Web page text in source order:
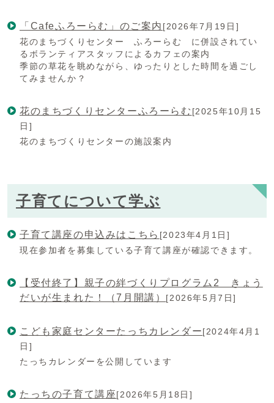
「Cafeふろーらむ」のご案内 [2026年7月19日]
花のまちづくりセンター ふろーらむ に併設されてい
るボランティアスタッフによるカフェの案内
季節の草花を眺めながら、ゆったりとした時間を過ごし
てみませんか？
花のまちづくりセンターふろーらむ [2025年10月15
日]
花のまちづくりセンターの施設案内
子育てについて学ぶ
子育て講座の申込みはこちら [2023年4月1日]
現在参加者を募集している子育て講座が確認できます。
【受付終了】親子の絆づくりプログラム2 きょう
だいが生まれた！（7月開講） [2026年5月7日]
こども家庭センターたっちカレンダー[2024年4月1
日]
たっちカレンダーを公開しています
たっちの子育て講座[2026年5月18日]